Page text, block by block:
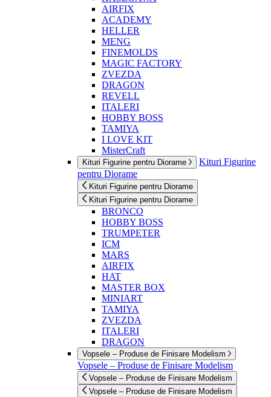
AIRFIX
ACADEMY
HELLER
MENG
FINEMOLDS
MAGIC FACTORY
ZVEZDA
DRAGON
REVELL
ITALERI
HOBBY BOSS
TAMIYA
I LOVE KIT
MisterCraft
Kituri Figurine pentru Diorame
Kituri Figurine
pentru Diorame
Kituri Figurine pentru Diorame
Kituri Figurine pentru Diorame
BRONCO
HOBBY BOSS
TRUMPETER
ICM
MARS
AIRFIX
HAT
MASTER BOX
MINIART
TAMIYA
ZVEZDA
ITALERI
DRAGON
Vopsele – Produse de Finisare Modelism
Vopsele – Produse de Finisare Modelism
Vopsele – Produse de Finisare Modelism
Vopsele – Produse de Finisare Modelism